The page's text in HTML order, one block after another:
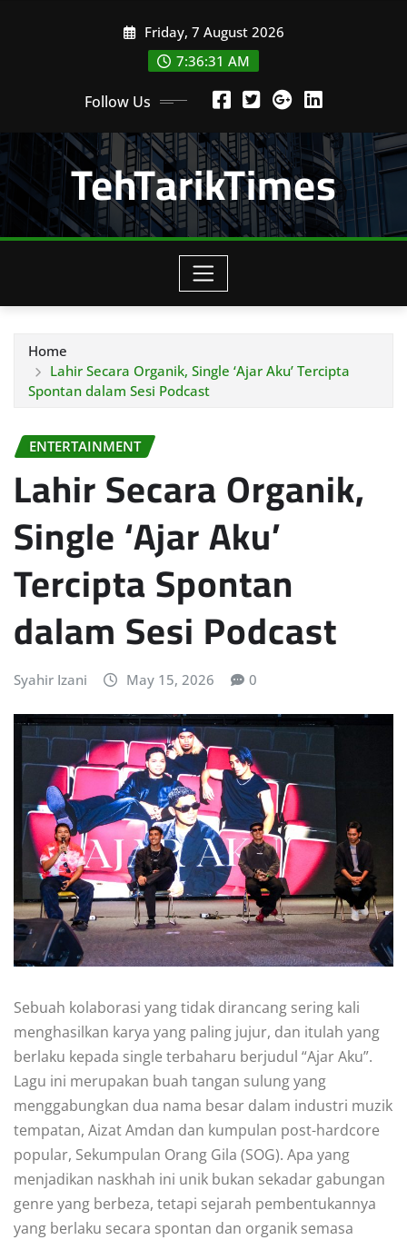
Friday, 7 August 2026
7:36:33 AM
Follow Us
TehTarikTimes
Home
Lahir Secara Organik, Single ‘Ajar Aku’ Tercipta
Spontan dalam Sesi Podcast
ENTERTAINMENT
Lahir Secara Organik,
Single ‘Ajar Aku’
Tercipta Spontan
dalam Sesi Podcast
Syahir Izani May 15, 2026 0
Sebuah kolaborasi yang tidak dirancang sering kali
menghasilkan karya yang paling jujur, dan itulah yang
berlaku kepada single terbaharu berjudul “Ajar Aku”.
Lagu ini merupakan buah tangan sulung yang
menggabungkan dua nama besar dalam industri muzik
tempatan, Aizat Amdan dan kumpulan post-hardcore
popular, Sekumpulan Orang Gila (SOG). Apa yang
menjadikan naskhah ini unik bukan sekadar gabungan
genre yang berbeza, tetapi sejarah pembentukannya
yang berlaku secara spontan dan organik semasa